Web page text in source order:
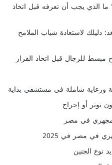
الذي يجب أن تعرفه قبل اتخاذ
دليلك لاستعادة شباب الملامح
للرجال قبل اتخاذ القرار
ورعاية شاملة في مستشفى بداية
توتر أو إحراج
في مصر
مصر في 2025
نوع الجنين